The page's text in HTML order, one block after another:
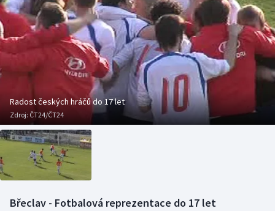
DALŠÍ SPORTY
Americký fotbal
Baseball a softbal
Basketbal
Biatlon
Boby a skeleton
NEPŘEHLÉDNĚTE
Soutěže
Historické návraty
Aplikace ČT sport
AZ kvíz
Radost českých hráčů do 17 let
Zdroj: ČT24/ČT24
Břeclav - Fotbalová reprezentace do 17 let